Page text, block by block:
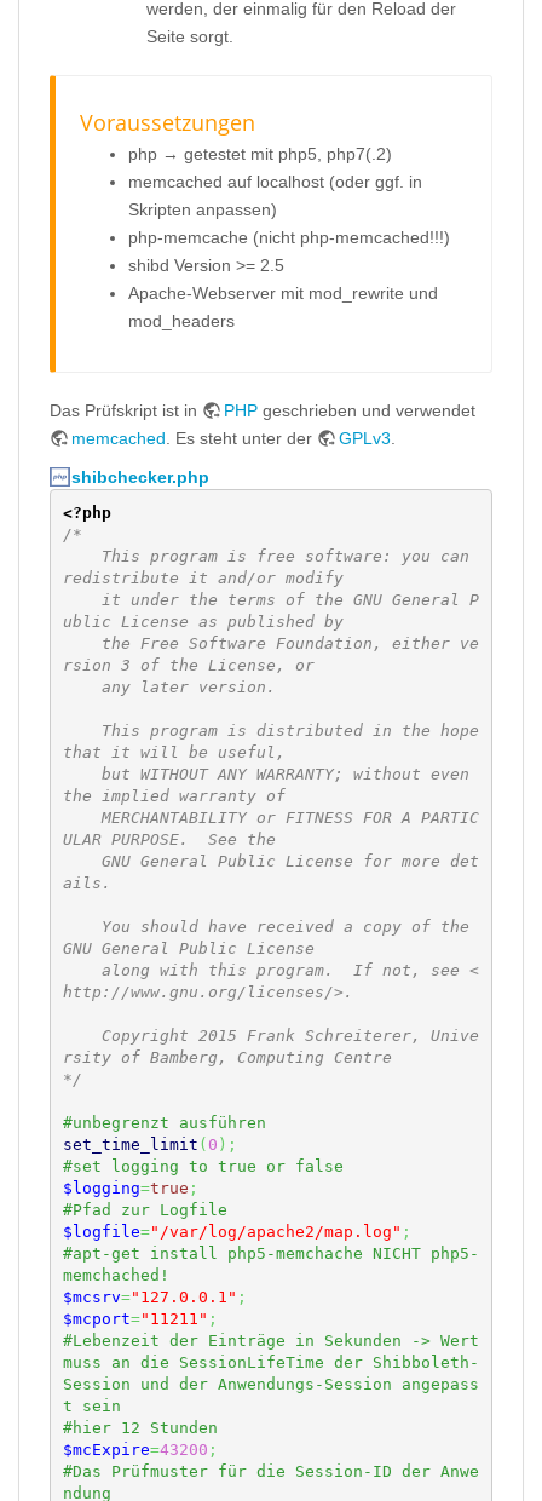
werden, der einmalig für den Reload der
Seite sorgt.
Voraussetzungen
php → getestet mit php5, php7(.2)
memcached auf localhost (oder ggf. in
Skripten anpassen)
php-memcache (nicht php-memcached!!!)
shibd Version >= 2.5
Apache-Webserver mit mod_rewrite und
mod_headers
Das Prüfskript ist in PHP geschrieben und verwendet
memcached . Es steht unter der GPLv3
shibchecker.php
<?php
/*
redistribute it and/or modify
ublic License as published by
rsion 3 of the License, or
that it will be useful,
the implied warranty of
ULAR PURPOSE.  See the
ails.
GNU General Public License
http://www.gnu.org/licenses/>.
rsity of Bamberg, Computing Centre
*/
set_time_limit ( 0 ) ;
$logging=true ;
$logfile="/var/log/apache2/map.log" ;
#apt-get install php5-memchache NICHT php5-
$mcsrv="127.0.0.1" ;
$mcport="11211" ;
#Lebenzeit der Einträge in Sekunden -> Wert
muss an die SessionLifeTime der Shibboleth-
Session und der Anwendungs-Session angepass
$mcExpire=43200 ;
#Das Prüfmuster für die Session-ID der Anwe